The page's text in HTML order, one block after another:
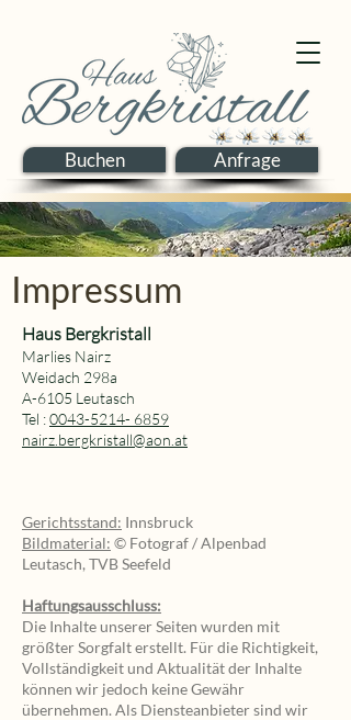
Buchen Anfrage
Impressum
Haus Bergkristall
Marlies Nairz
Weidach 298a
A-6105 Leutasch
Tel :0043-5214- 6859
nairz.bergkristall@aon.at
Gerichtsstand: Innsbruck
Bildmaterial: © Fotograf / Alpenbad
Leutasch, TVB Seefeld
Haftungsausschluss:
Die Inhalte unserer Seiten wurden mit
größter Sorgfalt erstellt. Für die Richtigkeit,
Vollständigkeit und Aktualität der Inhalte
können wir jedoch keine Gewähr
übernehmen. Als Diensteanbieter sind wir